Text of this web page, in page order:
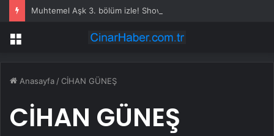
Menü
Anasayfa / CİHAN GÜNEŞ
CİHAN GÜNEŞ